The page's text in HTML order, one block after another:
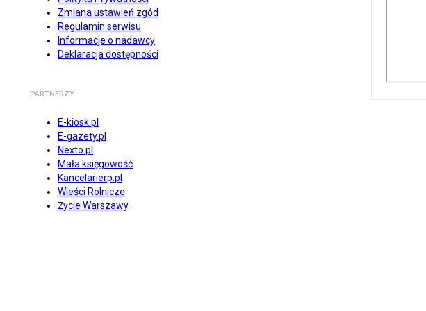
Zmiana ustawień zgód
Regulamin serwisu
Informacje o nadawcy
Deklaracja dostępności
PARTNERZY
E-kiosk.pl
E-gazety.pl
Nexto.pl
Mała księgowość
Kancelarierp.pl
Wieści Rolnicze
Życie Warszawy